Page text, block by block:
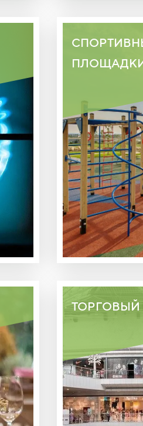
ИГРОВЫМИ
ТОРГОВЫЙ
НОВЕЙШИЙ
ШАГОВОЙ